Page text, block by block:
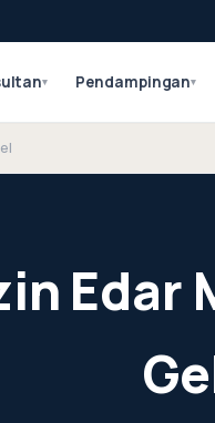
▾ Pendampingan▾
Edar